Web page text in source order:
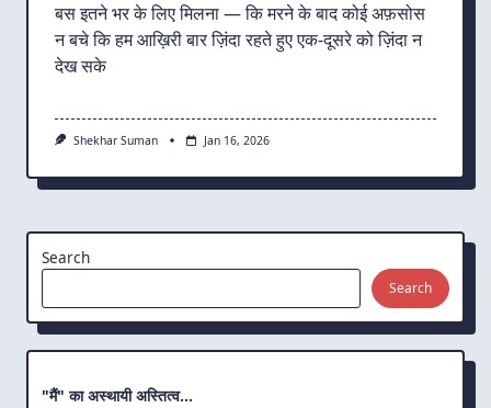
बस इतने भर के लिए मिलना — कि मरने के बाद कोई अफ़सोस
न बचे कि हम आख़िरी बार ज़िंदा रहते हुए एक-दूसरे को ज़िंदा न
देख सके
Shekhar Suman Jan 16, 2026
Search
Search
"मैं" का अस्थायी अस्तित्व...